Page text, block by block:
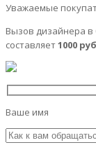
Уважаемые
Вызов дизайнера в
составляет1000
Ваше имя